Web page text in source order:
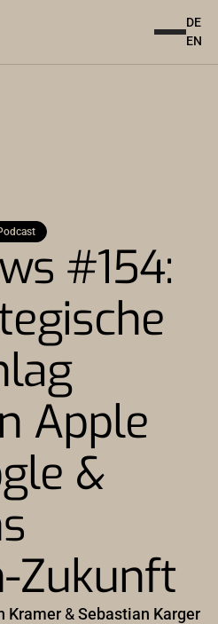
DE
EN
#154:
Apple
&
Zukunft
Kramer &Sebastian Karger